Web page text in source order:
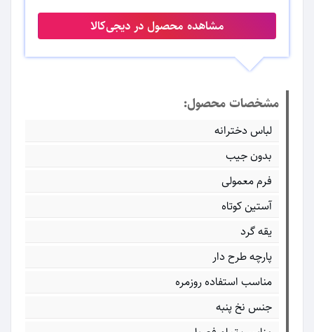
مشاهده محصول در دیجی‌کالا
مشخصات محصول:
لباس دخترانه
بدون جیب
فرم معمولی
آستین کوتاه
یقه گرد
پارچه طرح دار
مناسب استفاده روزمره
جنس نخ پنبه